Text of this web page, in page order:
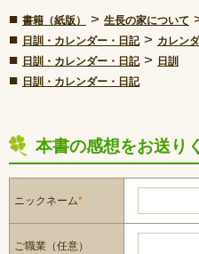
■ 書籍（紙版） > 生長の家について
■ 日訓・カレンダー・日記 > カレン
■ 日訓・カレンダー・日記 > 日訓
■ 日訓・カレンダー・日記
本書の感想をお送り
ニックネーム*
ご職業（任意）